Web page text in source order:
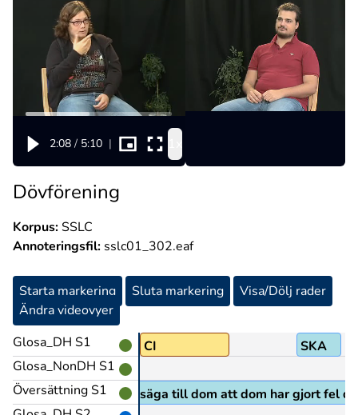
2:08 / 5:10 |
Dövförening
Korpus:SSLC
Annoteringsfil: sslc01_302.eaf
Starta markering Sluta markering
Visa/Dölj rader
Ändra videovyer
Glosa_DH S1
Glosa_NonDH S1
Översättning S1
CI SKA
skulle jag då säga till dom att dom har gjort fel